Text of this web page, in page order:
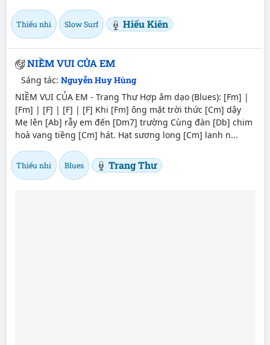
Thiếu nhi Slow Surf Hiếu Kiên
NIỀM VUI CỦA EM
Sáng tác: Nguyễn Huy Hùng
NIỀM VUI CỦA EM - Trang Thư Hợp âm dạo (Blues): [Fm] |
[Fm] | [F] | [F] | [F] Khi [Fm] ông mặt trời thức [Cm] dậy
Mẹ lên [Ab] rẫy em đến [Dm7] trường Cùng đàn [Db] chim
hoà vang tiềng [Cm] hát. Hạt sương long [Cm] lanh n...
Thiếu nhi Blues Trang Thư